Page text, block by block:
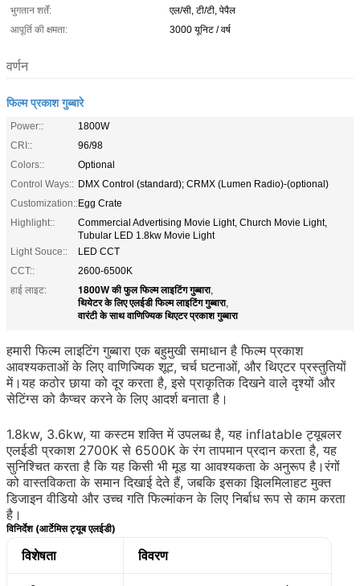
भुगतान शर्तें:
एल/सी, टी/टी, पेपैल
आपूर्ति की क्षमता:
3000 यूनिट / वर्ष
वर्णन
फिल्म प्रकाश गुब्बारे
Power::
1800W
CRI::
96/98
Colors::
Optional
Control Ways:: DMX Control (standard); CRMX (Lumen Radio)-(optional)
Customization::Egg Crate
Highlight::
Commercial Advertising Movie Light, Church Movie Light,
Tubular LED 1.8kw Movie Light
Light Souce::
LED CCT
CCT::
2600-6500K
हाई लाइट:
1800W की फुल फिल्म लाइटिंग गुब्बारा,
थियेटर के लिए एलईडी फिल्म लाइटिंग गुब्बारा,
वारंटी के साथ वाणिज्यिक थिएटर प्रकाश गुब्बारा
हमारी फिल्म लाइटिंग गुब्बारा एक बहुमुखी समाधान है फिल्म प्रकाश
आवश्यकताओं के लिए वाणिज्यिक शूट, चर्च घटनाओं, और थिएटर प्रस्तुतियों
में।यह कठोर छाया को दूर करता है, इसे प्राकृतिक दिखने वाले दृश्यों और
सेटिंग्स को कैप्चर करने के लिए आदर्श बनाता है।
1.8kw, 3.6kw, या कस्टम शक्ति में उपलब्ध है, यह inflatable ट्यूबलर
एलईडी प्रकाश 2700K से 6500K के रंग तापमान प्रदान करता है, यह
सुनिश्चित करता है कि यह किसी भी मूड या आवश्यकता के अनुरूप है।रंगों
को वास्तविकता के समान दिखाई देते हैं, जबकि इसका झिलमिलाहट मुक्त
डिजाइन वीडियो और उच्च गति फिल्मांकन के लिए निर्बाध रूप से काम करता
है।
विनिर्देश (आर्टेमिस ट्यूब एलईडी)
विशेषता विवरण